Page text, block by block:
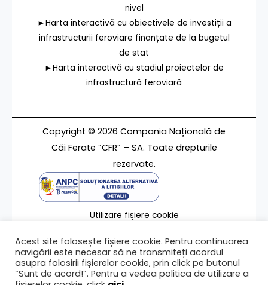
nivel
►Harta interactivă cu obiectivele de investiții a
infrastructurii feroviare finanțate de la bugetul
de stat
►Harta interactivă cu stadiul proiectelor de
infrastructură feroviară
Copyright © 2026 Compania Națională de
Căi Ferate ”CFR” – SA. Toate drepturile
rezervate.
Utilizare fișiere cookie
Contact
Acest site folosește fișiere cookie. Pentru continuarea
navigării este necesar să ne transmiteți acordul
asupra folosirii fișierelor cookie, prin click pe butonul
“Sunt de acord!”. Pentru a vedea politica de utilizare a